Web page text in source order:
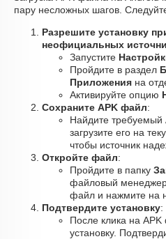
пару несложных шагов.
Разрешите установку
неофициальных
Запустите
Пройдите в раздел
Приложения на
Активируйте опцию
Сохраните APK файл:
Найдите
загрузите его на
чтобы источник
Откройте файл:
Пройдите в папку
файловый
файл и нажмите на
Подтвердите установку:
После клика на
установку.